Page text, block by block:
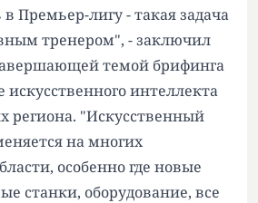
Премьер-лигу - такая задача
тренером", - заключил
темой брифинга
искусственного интеллекта
региона. "Искусственный
на многих
особенно где новые
станки, оборудование, все